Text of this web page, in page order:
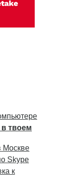
в твоем
Москве
Skype
к